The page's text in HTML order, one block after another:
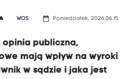
WOS date_range Poniedziałek, 2026.06.15
opinia publiczna,
mają wpływ na wyroki
w sądzie i jaka jest